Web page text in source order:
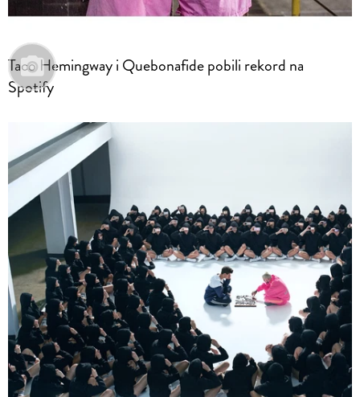
Taco Hemingway i Quebonafide pobili rekord na
Spotify